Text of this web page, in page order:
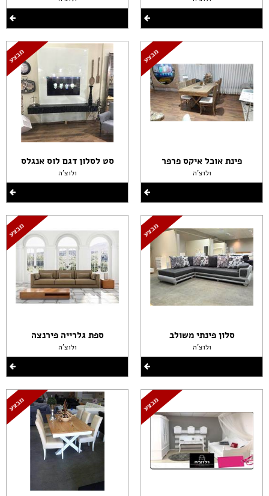
פינת אוכל איקס פרפר
ולוצ'ה
סלון פינתי משולב
ולוצ'ה
סט לסלון דגם לוס אנגלס
ולוצ'ה
ספת גלרייה פירנצה
ולוצ'ה